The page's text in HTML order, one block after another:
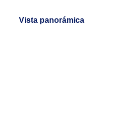
Vista panorámica